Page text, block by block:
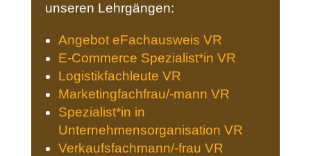
unseren Lehrgängen:
Angebot eFachausweis VR
E-Commerce Spezialist*in VR
Logistikfachleute VR
Marketingfachfrau/-mann VR
Spezialist*in in
Unternehmensorganisation VR
Verkaufsfachmann/-frau VR